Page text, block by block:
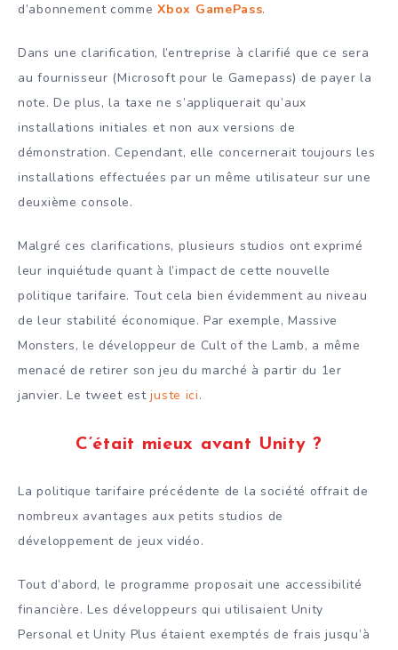
d’abonnement commeXbox GamePass.
Dans une clarification, l’entreprise à clarifié que ce sera
au fournisseur (Microsoft pour le Gamepass) de payer la
note. De plus, la taxe ne s’appliquerait qu’aux
installations initiales et non aux versions de
démonstration. Cependant, elle concernerait toujours les
installations effectuées par un même utilisateur sur une
deuxième console.
Malgré ces clarifications, plusieurs studios ont exprimé
leur inquiétude quant à l’impact de cette nouvelle
politique tarifaire. Tout cela bien évidemment au niveau
de leur stabilité économique. Par exemple, Massive
Monsters, le développeur de Cult of the Lamb, a même
menacé de retirer son jeu du marché à partir du 1er
janvier. Le tweet estjuste ici.
C’était mieux avant Unity ?
La politique tarifaire précédente de la société offrait de
nombreux avantages aux petits studios de
développement de jeux vidéo.
Tout d’abord, le programme proposait une accessibilité
financière. Les développeurs qui utilisaient Unity
Personal et Unity Plus étaient exemptés de frais jusqu’à